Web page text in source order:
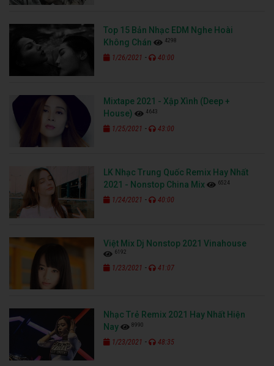
Top 15 Bản Nhạc EDM Nghe Hoài
Không Chán
4298
1/26/2021 - 40:00
Mixtape 2021 - Xập Xình (Deep +
House)
4643
1/25/2021 - 43:00
LK Nhạc Trung Quốc Remix Hay Nhất
2021 - Nonstop China Mix
6524
1/24/2021 - 40:00
Việt Mix Dj Nonstop 2021 Vinahouse
6192
1/23/2021 - 41:07
Nhạc Trẻ Remix 2021 Hay Nhất Hiện
Nay
8990
1/23/2021 - 48:35